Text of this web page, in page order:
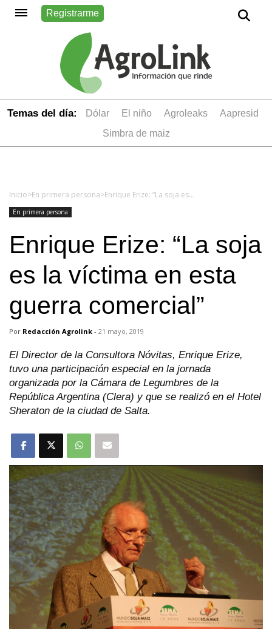
Registrarme
Temas del día: dólar el niño Agroleaks
aapresid
simbra de maiz
Inicio>En primera persona> Enrique Erize: “La soja es la víctima en esta guerra comercial”
En primera persona
Enrique Erize: “La soja
es la víctima en esta
guerra comercial”
Por Redacción Agrolink - 21 mayo, 2019
El Director de la Consultora Nóvitas, Enrique Erize,
tuvo una participación especial en la jornada
organizada por la Cámara de Legumbres de la
República Argentina (Clera) y que se realizó en el Hotel
Sheraton de la ciudad de Salta.